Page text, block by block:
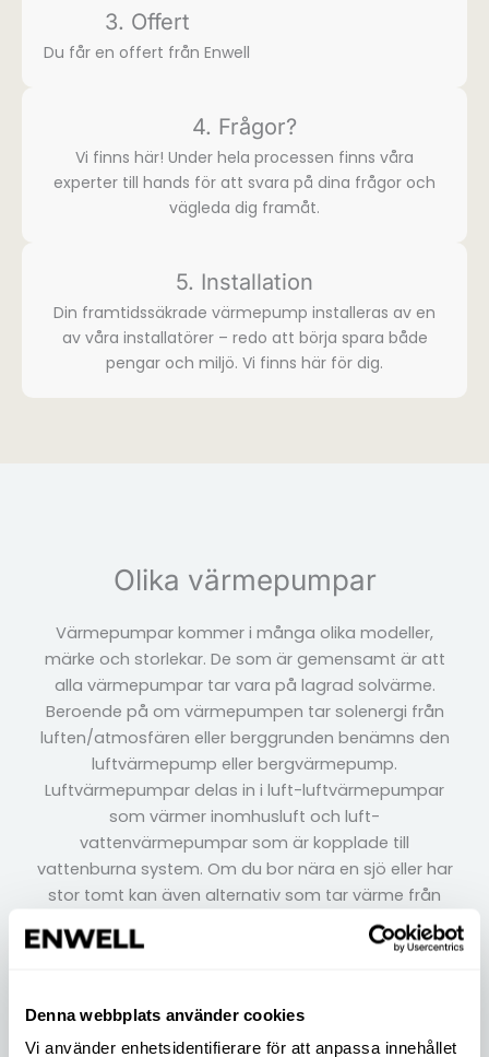
Denna webbplats använder cookies
Vi använder enhetsidentifierare för att anpassa innehållet
3. Offert
Du får en offert från Enwell
4. Frågor?
Vi finns här! Under hela processen finns våra
experter till hands för att svara på dina frågor och
vägleda dig framåt.
5. Installation
Din framtidssäkrade värmepump installeras av en
av våra installatörer – redo att börja spara både
pengar och miljö. Vi finns här för dig.​
Olika värmepumpar
Värmepumpar kommer i många olika modeller,
märke och storlekar. De som är gemensamt är att
alla värmepumpar tar vara på lagrad solvärme.
Beroende på om värmepumpen tar solenergi från
luften/atmosfären eller berggrunden benämns den
luftvärmepump eller bergvärmepump.
Luftvärmepumpar delas in i luft-luftvärmepumpar
som värmer inomhusluft och luft-
vattenvärmepumpar som är kopplade till
vattenburna system. Om du bor nära en sjö eller har
stor tomt kan även alternativ som tar värme från
mark och sjöbotten vara av intresse.